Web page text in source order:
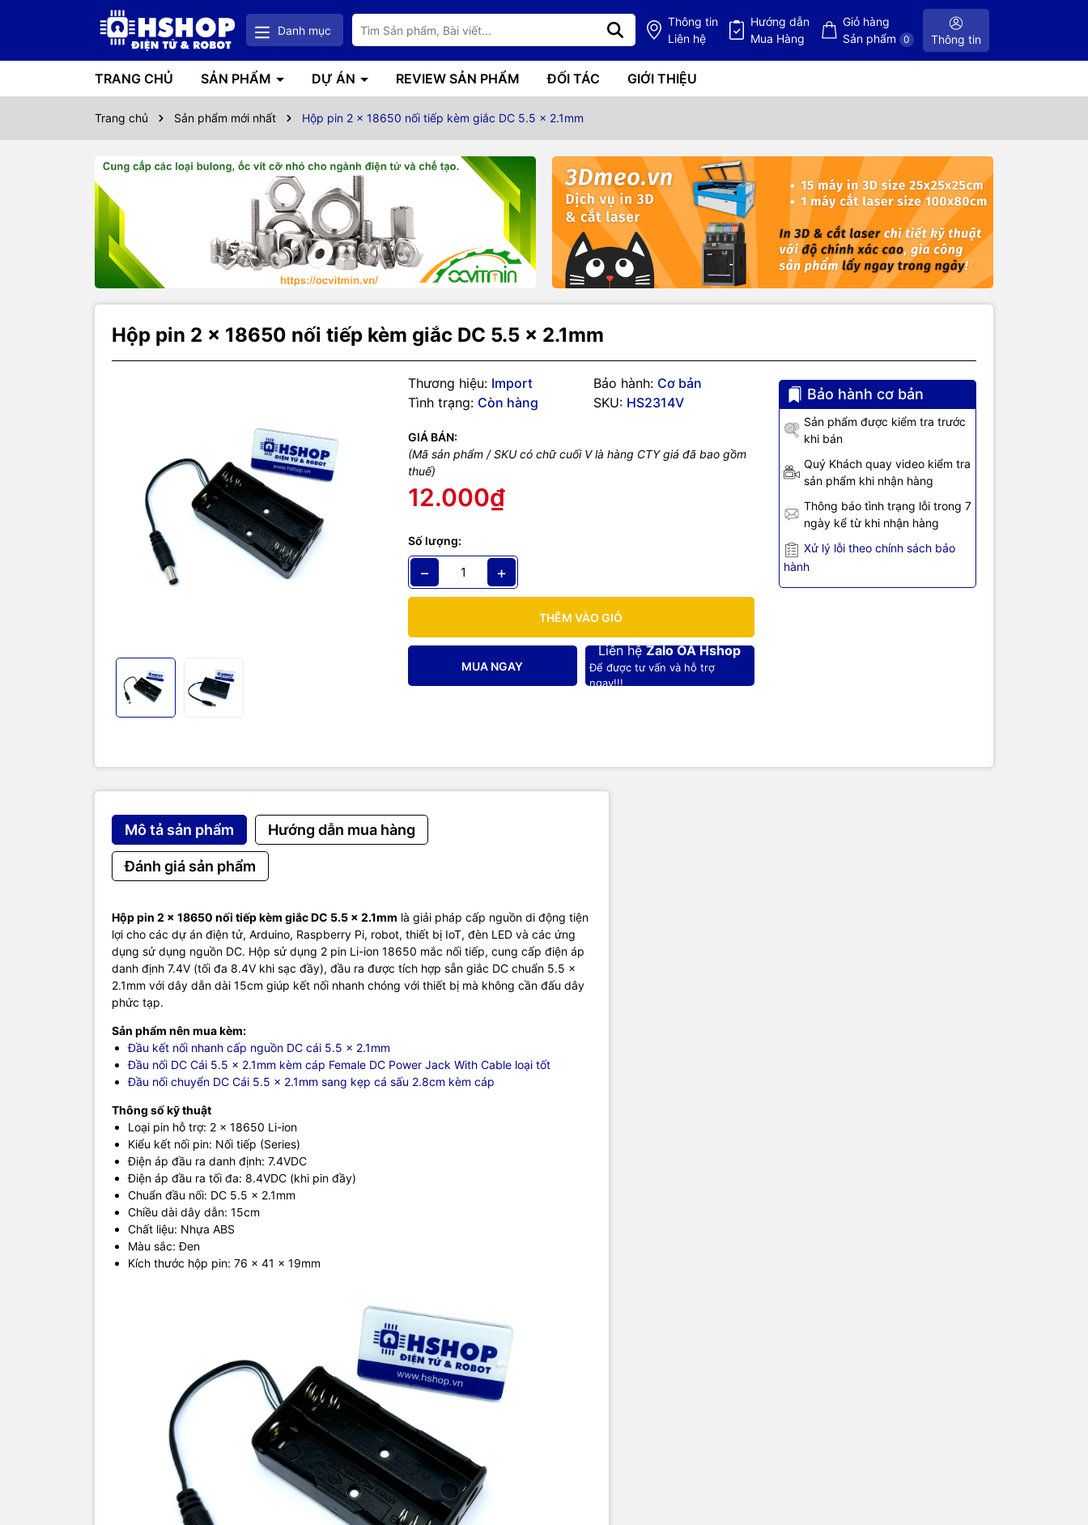
Danh mục
Thông tin
Liên hệ
Hướng dẫn
Mua Hàng
Giỏ hàng
Sản phẩm
0 Thông tin
TRANG CHỦ SẢN PHẨM DỰ ÁN REVIEW SẢN PHẨM ĐỐI TÁC GIỚI THIỆU
Trang chủ Sản phẩm mới nhất Hộp pin 2 x 18650 nối tiếp kèm giắc DC 5.5 x 2.1mm
Hộp pin 2 x 18650 nối tiếp kèm giắc DC 5.5 x 2.1mm
Thương hiệu: Import Bảo hành: Cơ bản
Tình trạng: Còn hàng SKU: HS2314V
GIÁ BÁN:
(Mã sản phẩm / SKU có chữ cuối V là hàng CTY giá đã bao gồm
thuế)
12.000₫
Số lượng:
− +
THÊM VÀO GIỎ
MUA NGAY
Liên hệZalo OA Hshop
Để được tư vấn và hỗ trợ
ngay!!!
Bảo hành cơ bản
Sản phẩm được kiểm tra trước
khi bán
Quý Khách quay video kiểm tra
sản phẩm khi nhận hàng
Thông báo tình trạng lỗi trong 7
ngày kể từ khi nhận hàng
Xử lý lỗi theo chính sách bảo
hành
Mô tả sản phẩm Hướng dẫn mua hàng
Đánh giá sản phẩm
Hộp pin 2 x 18650 nối tiếp kèm giắc DC 5.5 x 2.1mm là giải pháp cấp nguồn di động tiện
lợi cho các dự án điện tử, Arduino, Raspberry Pi, robot, thiết bị IoT, đèn LED và các ứng
dụng sử dụng nguồn DC. Hộp sử dụng 2 pin Li-ion 18650 mắc nối tiếp, cung cấp điện áp
danh định 7.4V (tối đa 8.4V khi sạc đầy), đầu ra được tích hợp sẵn giắc DC chuẩn 5.5 x
2.1mm với dây dẫn dài 15cm giúp kết nối nhanh chóng với thiết bị mà không cần đấu dây
phức tạp.
Sản phẩm nên mua kèm:
Đầu kết nối nhanh cấp nguồn DC cái 5.5 x 2.1mm
Đầu nối DC Cái 5.5 x 2.1mm kèm cáp Female DC Power Jack With Cable loại tốt
Đầu nối chuyển DC Cái 5.5 x 2.1mm sang kẹp cá sấu 2.8cm kèm cáp
Thông số kỹ thuật
Loại pin hỗ trợ: 2 x 18650 Li-ion
Kiểu kết nối pin: Nối tiếp (Series)
Điện áp đầu ra danh định: 7.4VDC
Điện áp đầu ra tối đa: 8.4VDC (khi pin đầy)
Chuẩn đầu nối: DC 5.5 x 2.1mm
Chiều dài dây dẫn: 15cm
Chất liệu: Nhựa ABS
Màu sắc: Đen
Kích thước hộp pin: 76 x 41 x 19mm
Thông số kỹ thuật
Hộp pin 2 x 18650 nối tiếp kèm giắc DC 5.5 x 2.1mm
là giải pháp cấp nguồn di động tiện
lợi cho các dự án điện tử, Arduino, Raspberry Pi, robot, thiết bị IoT, đèn LED và các ứng
dụng sử dụng nguồn DC. Hộp sử dụng 2 pin Li-ion 18650 mắc nối tiếp, cung cấp điện áp
danh định 7.4V (tối đa 8.4V khi sạc đầy), đầu ra được tích hợp sẵn giắc DC chuẩn 5.5 x
2.1mm với dây dẫn dài 15cm giúp kết nối nhanh chóng với thiết bị mà không cần đấu dây
phức tạp.
Sản phẩm nên mua kèm:
Đầu kết nối nhanh cấp nguồn DC cái 5.5 x 2.1mm
Đầu nối DC Cái 5.5 x 2.1mm kèm cáp Female DC Power Jack With Cable loại tốt
Đầu nối chuyển DC Cái 5.5 x 2.1mm sang kẹp cá sấu 2.8cm kèm cáp
Loại pin hỗ trợ: 2 x 18650 Li-ion
Kiểu kết nối pin: Nối tiếp (Series)
Điện áp đầu ra tối đa: 8.4VDC (khi pin đầy)